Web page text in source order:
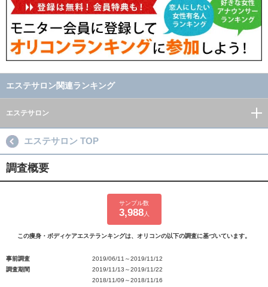
エステサロン関連ランキング
エステサロン
エステサロン TOP
調査概要
サンプル数
3,988人
この痩身・ボディケアエステランキングは、オリコンの以下の調査に基づいています。
事前調査
2019/06/11～2019/11/12
調査期間
2019/11/13～2019/11/22
2018/11/09～2018/11/16